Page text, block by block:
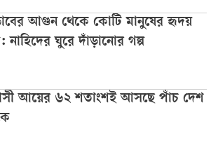
আগুন থেকে কোটি মানুষের হৃদয়
ঘুরে দাঁড়ানোর গল্প
আয়ের ৬২ শতাংশই আসছে পাঁচ দেশ